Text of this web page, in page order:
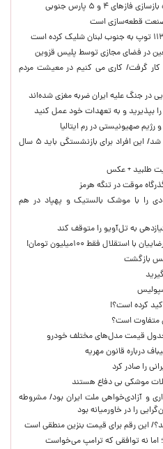
۴ و ۵ پارس جنوبی
صنعت قطعه‌سازی است
در فضای مجازی توسط پلیس قزوین
کار گرفت/ کاری می کنیم در معیشت مردم
در جنگ علیه ایران ضربه مغزی شده‌اند
بپذیرید و به تعهدات خود عمل کنید
رژیم صهیونیستی در رم ایتالیا
فوری؛ شرط جدید بازنشستگی اعلام شد/ این افراد برای بازنشستگی باید ۵ سال
طلبید + عکس
موقت در تنگه هرمز
را با موشک بالستیک و پهپاد در هم
به تل‌آویو را متوقف کند
فقط ۱۰۰میلیون تومان!
بازگشت
متفاوت است؟
درباره قانون مهریه
را صادر کرد
موشکی بی دفاع هستند
و آزادی‌خواهی ملت ایران بود/ مشروطه
را در خاورمیانه بود
این رقم برای قیمت بنزین منطقی است
نه توافقی که ترامپ می‌خواست